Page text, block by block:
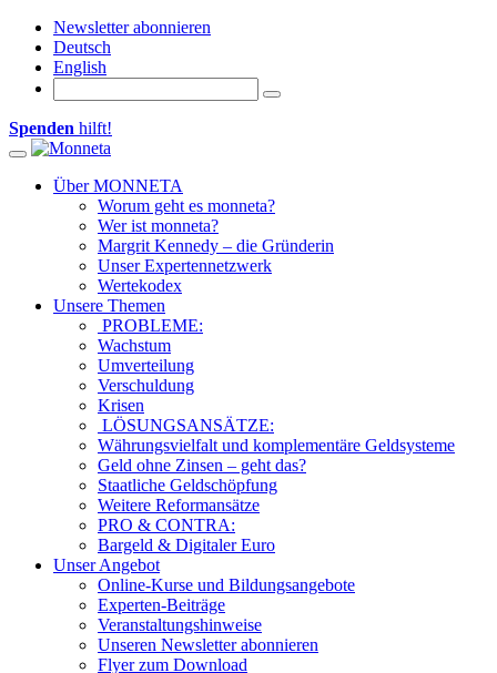
Newsletter abonnieren
Deutsch
English
Spenden hilft!
Toggle navigation
Über MONNETA
Worum geht es monneta?
Wer ist monneta?
Margrit Kennedy – die Gründerin
Unser Expertennetzwerk
Wertekodex
Unsere Themen
PROBLEME:
Wachstum
Umverteilung
Verschuldung
Krisen
LÖSUNGSANSÄTZE:
Währungsvielfalt und komplementäre Geldsysteme
Geld ohne Zinsen – geht das?
Staatliche Geldschöpfung
Weitere Reformansätze
PRO & CONTRA:
Bargeld & Digitaler Euro
Unser Angebot
Online-Kurse und Bildungsangebote
Experten-Beiträge
Veranstaltungshinweise
Unseren Newsletter abonnieren
Flyer zum Download